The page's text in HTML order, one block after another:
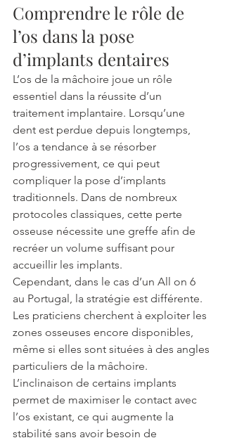
Comprendre le rôle de
l’os dans la pose
d’implants dentaires
L’os de la mâchoire joue un rôle
essentiel dans la réussite d’un
traitement implantaire. Lorsqu’une
dent est perdue depuis longtemps,
l’os a tendance à se résorber
progressivement, ce qui peut
compliquer la pose d’implants
traditionnels. Dans de nombreux
protocoles classiques, cette perte
osseuse nécessite une greffe afin de
recréer un volume suffisant pour
accueillir les implants.
Cependant, dans le cas d’un All on 6
au Portugal, la stratégie est différente.
Les praticiens cherchent à exploiter les
zones osseuses encore disponibles,
même si elles sont situées à des angles
particuliers de la mâchoire.
L’inclinaison de certains implants
permet de maximiser le contact avec
l’os existant, ce qui augmente la
stabilité sans avoir besoin de